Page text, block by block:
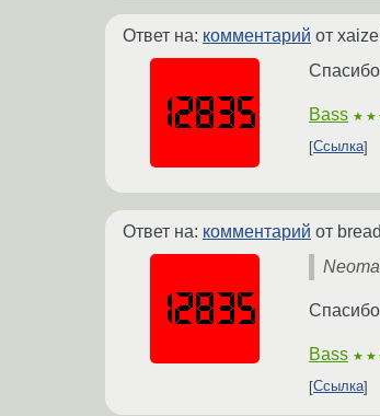
Ответ на: комментарий от
Bass
Ссылка
Ответ на: комментарий от bread
Bass
Ссылка